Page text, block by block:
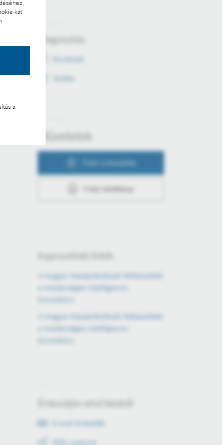
kat
a
Megosztás
Facebook
Twitter
Műveletek
Fotó a kosárba
Fotó letöltése
Kapcsolódó fotók
A magyar középiskolások felkészültek
a mesterséges intelligencia
korszakára
A magyar középiskolások felkészültek
a mesterséges intelligencia
korszakára
Értesüljön első kézből
E-mail értesítők
RSS csatorna